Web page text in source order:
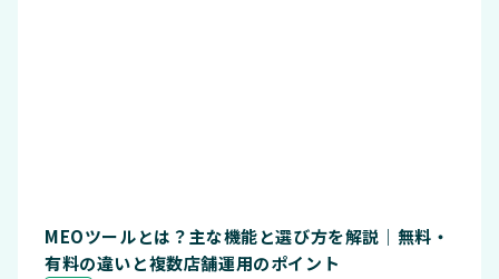
MEOツールとは？主な機能と選び方を解説｜無料・
有料の違いと複数店舗運用のポイント